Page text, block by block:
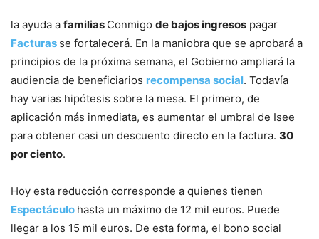
la ayuda a familias Conmigo de bajos ingresos pagar
Facturas se fortalecerá. En la maniobra que se aprobará a
principios de la próxima semana, el Gobierno ampliará la
audiencia de beneficiarios recompensa social. Todavía
hay varias hipótesis sobre la mesa. El primero, de
aplicación más inmediata, es aumentar el umbral de Isee
para obtener casi un descuento directo en la factura. 30
por ciento.
Hoy esta reducción corresponde a quienes tienen
Espectáculo hasta un máximo de 12 mil euros. Puede
llegar a los 15 mil euros. De esta forma, el bono social